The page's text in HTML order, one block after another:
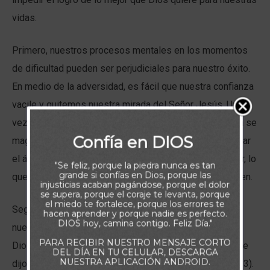
vidas.
Primero, nuestros procesos mentales en los momentos
de dificultad pueden ser perjudiciales para nuestro éxito.
En medio de la adversidad, es fácil que nuestra confianza
vacile y quitemos nuestra mirada del Señor Jesús. Una
vez que Dios deja de ser nuestro enfoque, el problema se
magnifica. La negatividad puede vencer a la fe y aniquilar
el ánimo. Entonces podemos estar tentados a claudicar, lo
que obviamente frustra el plan de Dios para nuestro bien.
Segundo, tendemos a ver el obstáculo en términos de
nuestras propias fuerzas y recursos, en vez de los de
Dios. El apóstol Pablo entendía claramente esto, porque
dijo: “Todo lo puedo en Cristo que me fortalece” (Fil 4.13).
Confía en DIOS
"Se feliz, porque la piedra nunca es tan
grande si confías en Dios, porque las
injusticias acaban pagándose, porque el dolor
se supera, porque el coraje te levanta, porque
el miedo te fortalece, porque los errores te
hacen aprender y porque nadie es perfecto.
DIOS hoy, camina contigo. Feliz Día."
PARA RECIBIR NUESTRO MENSAJE CORTO
DEL DÍA EN TU CELULAR, DESCARGA
NUESTRA APLICACIÓN ANDROID.